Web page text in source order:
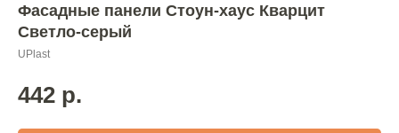
Фасадные панели Стоун-хаус Кварцит
Светло-серый
UPlast
442 р.